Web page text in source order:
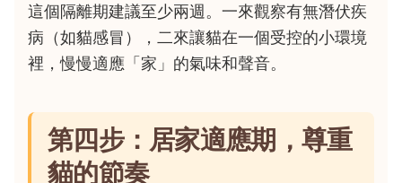
這個隔離期建議至少兩週。一來觀察有無潛伏疾
病（如貓感冒），二來讓貓在一個受控的小環境
裡，慢慢適應「家」的氣味和聲音。
第四步：居家適應期，尊重
貓的節奏